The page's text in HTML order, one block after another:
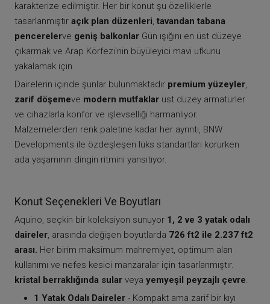
karakterize edilmiştir. Her bir konut şu özelliklerle
tasarlanmıştır açık plan düzenleri, tavandan tabana
pencerelerve geniş balkonlar Gün ışığını en üst düzeye
çıkarmak ve Arap Körfezi'nin büyüleyici mavi ufkunu
yakalamak için.
Dairelerin içinde şunlar bulunmaktadır premium yüzeyler,
zarif döşemeve modern mutfaklar üst düzey armatürler
ve cihazlarla konfor ve işlevselliği harmanlıyor.
Malzemelerden renk paletine kadar her ayrıntı, BNW
Developments ile özdeşleşen lüks standartları korurken
ada yaşamının dingin ritmini yansıtıyor.
Konut Seçenekleri Ve Boyutları
Aquino, seçkin bir koleksiyon sunuyor 1, 2 ve 3 yatak odalı
daireler, arasında değişen boyutlarda 726 ft2 ile 2.237 ft2
arası. Her birim maksimum mahremiyet, optimum alan
kullanımı ve nefes kesici manzaralar için tasarlanmıştır.
kristal berraklığında sular veya yemyeşil peyzajlı çevre.
1 Yatak Odalı Daireler - Kompakt ama zarif bir kıyı